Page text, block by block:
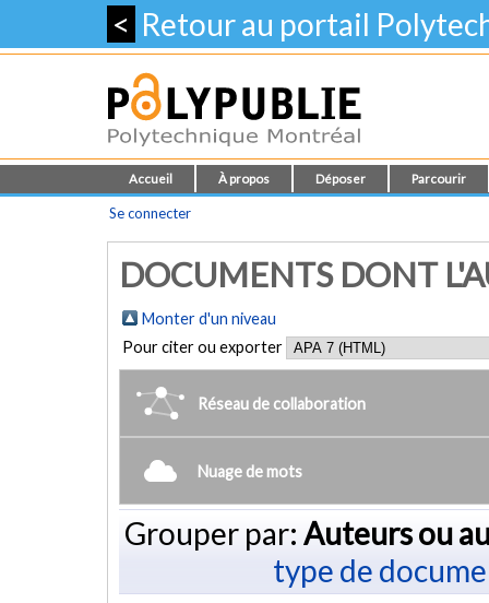
< Retour au portail
Accueil À propos Déposer Parcourir
Se connecter
DOCUMENTS DONT
Monter d'un niveau
Pour citer ou exporter
Réseau de collaboration
Nuage de mots
Grouper par: Auteurs ou
type de